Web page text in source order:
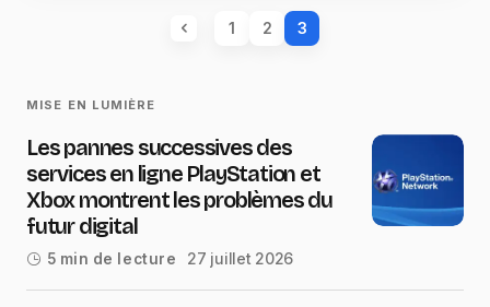
1 2 3
MISE EN LUMIÈRE
Les pannes successives des
services en ligne PlayStation et
Xbox montrent les problèmes du
futur digital
5 min de lecture 27 juillet 2026